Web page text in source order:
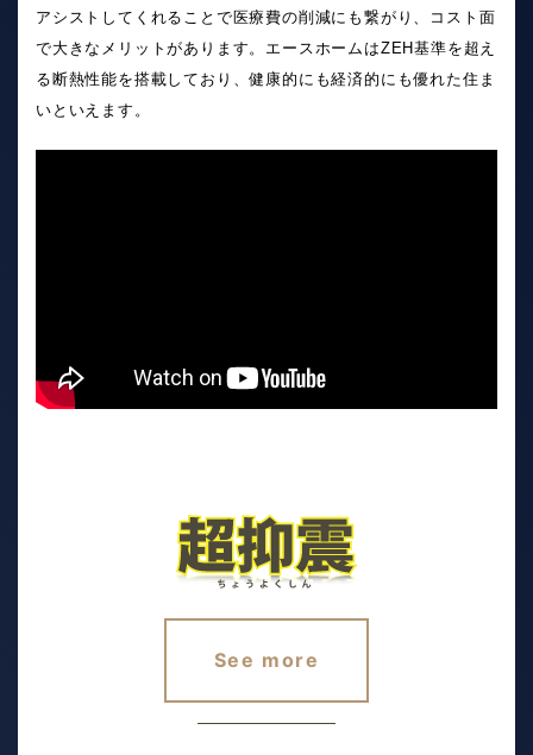
アシストしてくれることで医療費の削減にも繋がり、コスト面
で大きなメリットがあります。エースホームはZEH基準を超え
る断熱性能を搭載しており、健康的にも経済的にも優れた住ま
いといえます。
See more